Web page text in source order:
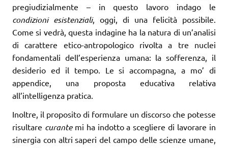
pre­giudizialmente – in questo lavoro indago le
condizioni esistenziali, oggi, di una felicità possibile.
Come si vedrà, questa indagine ha la natura di un’analisi
di carattere etico-antropologico rivolta a tre nuclei
fondamentali dell’esperienza umana: la sofferenza, il
desiderio ed il tempo. Le si accompagna, a mo’ di
appendice, una proposta educativa relativa
all’intelligenza pratica.
Inoltre, il proposito di formulare un discorso che potesse
risultare curante mi ha indotto a scegliere di lavorare in
sinergia con altri saperi del campo delle scienze umane,